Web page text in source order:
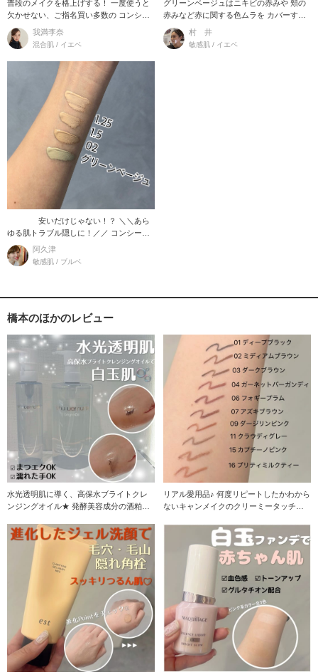
普段のメイクを格上げする！ 一度使うと
欠かせない、ご指名買い多数の コンシー
ラーをご紹
我満李奈
混合肌 / イエベ
グリーンベージュはニキビの赤みや 頬の
赤みなど赤に関する色ムラを カバーする
ときにおすす
村 井
敏感肌 / イエベ
安いだけじゃない！？ ＼＼あら
ゆる肌トラブル隠しに！／／ コンシーラ
ー
阿久津
敏感肌 / ブルベ
橋本のほかのレビュー
水光透明肌に導く、高保水ブライトクレ
ンジングオイル★ 発酵美容成分の酒粕エ
リアル愛用品♪ 何度リピートしたかわから
ないキャンメイクのクリーミータッチラ